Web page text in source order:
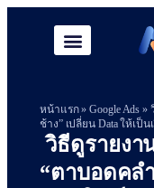
หน้าแรก»Google Ads »
ช้าง” เปลี่ยน Data ให้เป็น
วิธีดูรายงา
“ตาบอดคล